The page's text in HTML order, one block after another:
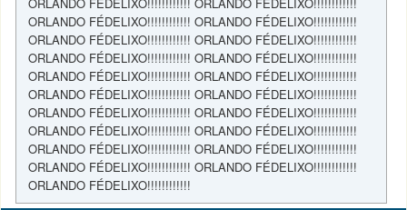
ORLANDO FÉDELIXO!!!!!!!!!!!! ORLANDO FÉDELIXO!!!!!!!!!!!!
ORLANDO FÉDELIXO!!!!!!!!!!!! ORLANDO FÉDELIXO!!!!!!!!!!!!
ORLANDO FÉDELIXO!!!!!!!!!!!! ORLANDO FÉDELIXO!!!!!!!!!!!!
ORLANDO FÉDELIXO!!!!!!!!!!!! ORLANDO FÉDELIXO!!!!!!!!!!!!
ORLANDO FÉDELIXO!!!!!!!!!!!! ORLANDO FÉDELIXO!!!!!!!!!!!!
ORLANDO FÉDELIXO!!!!!!!!!!!! ORLANDO FÉDELIXO!!!!!!!!!!!!
ORLANDO FÉDELIXO!!!!!!!!!!!! ORLANDO FÉDELIXO!!!!!!!!!!!!
ORLANDO FÉDELIXO!!!!!!!!!!!! ORLANDO FÉDELIXO!!!!!!!!!!!!
ORLANDO FÉDELIXO!!!!!!!!!!!! ORLANDO FÉDELIXO!!!!!!!!!!!!
ORLANDO FÉDELIXO!!!!!!!!!!!!